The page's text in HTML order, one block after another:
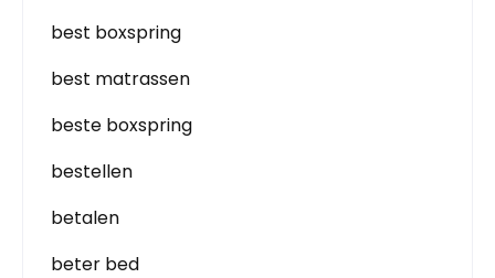
best boxspring
best matrassen
beste boxspring
bestellen
betalen
beter bed